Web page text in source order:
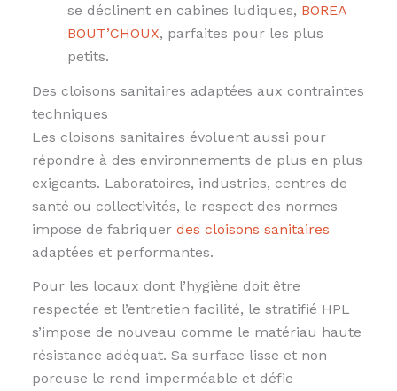
se déclinent en cabines ludiques, BOREA
BOUT’CHOUX, parfaites pour les plus
petits.
Des cloisons sanitaires adaptées aux contraintes
techniques
Les cloisons sanitaires évoluent aussi pour
répondre à des environnements de plus en plus
exigeants. Laboratoires, industries, centres de
santé ou collectivités, le respect des normes
impose de fabriquer des cloisons sanitaires
adaptées et performantes.
Pour les locaux dont l’hygiène doit être
respectée et l’entretien facilité, le stratifié HPL
s’impose de nouveau comme le matériau haute
résistance adéquat. Sa surface lisse et non
poreuse le rend imperméable et défie